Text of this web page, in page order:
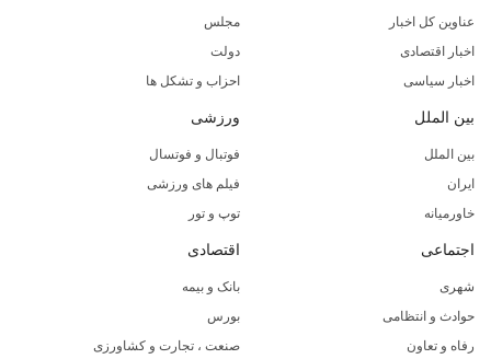
عناوین کل اخبار
اخبار اقتصادی
اخبار سیاسی
مجلس
دولت
احزاب و تشکل ها
بین الملل
بین الملل
ایران
خاورمیانه
ورزشی
فوتبال و فوتسال
فیلم های ورزشی
توپ و تور
اجتماعی
شهری
حوادث و انتظامی
رفاه و تعاون
اقتصادی
بانک و بیمه
بورس
صنعت ، تجارت و کشاورزی